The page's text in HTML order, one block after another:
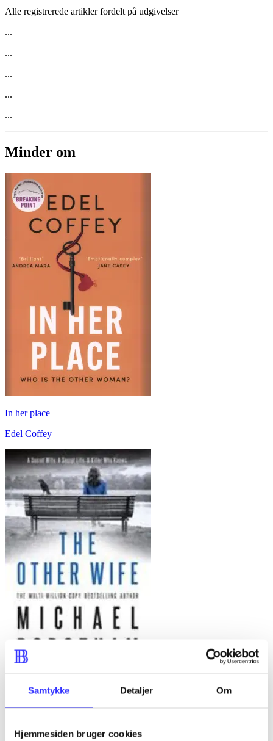
Samtykke Detaljer Om
Hjemmesiden bruger cookies
Alle registrerede artikler fordelt på udgivelser
...
...
...
...
...
Minder om
In her place
Edel Coffey
The other wife
Michael Robotham